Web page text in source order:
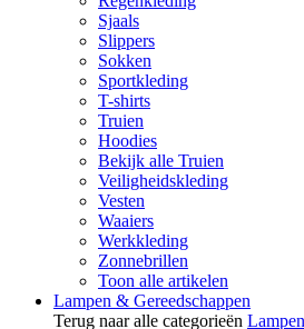
Sjaals
Slippers
Sokken
Sportkleding
T-shirts
Truien
Hoodies
Bekijk alle Truien
Veiligheidskleding
Vesten
Waaiers
Werkkleding
Zonnebrillen
Toon alle artikelen
Lampen & Gereedschappen
Terug naar alle categorieën